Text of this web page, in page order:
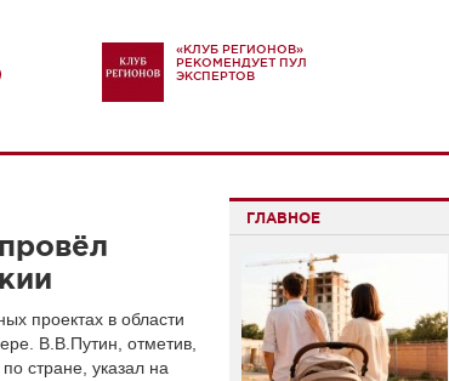
«КЛУБ РЕГИОНОВ»
РЕКОМЕНДУЕТ ПУЛ
ЭКСПЕРТОВ
проектах в области
В.В.Путин, отметив,
стране, указал на
ГЛАВНОЕ